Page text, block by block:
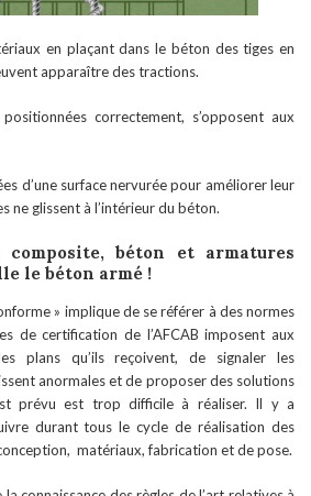
en plaçant dans le béton des tiges en
apparaître des tractions.
correctement, s’opposent aux
d’une surface nervurée pour améliorer leur
ne glissent à l’intérieur du béton.
composite, béton et armatures
le béton armé !
» implique de se référer à des normes
de certification de l’AFCAB imposent aux
plans qu’ils reçoivent, de signaler les
anormales et de proposer des solutions
prévu est trop difficile à réaliser. Il y a
durant tous le cycle de réalisation des
matériaux, fabrication et de pose.